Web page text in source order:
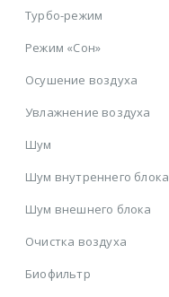
Турбо-режим
Режим «Сон»
Осушение воздуха
Увлажнение воздуха
Шум
Шум внутреннего блока
Шум внешнего блока
Очистка воздуха
Биофильтр